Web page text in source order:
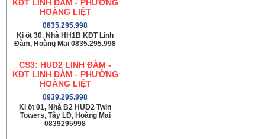
KĐT LINH ĐÀM - PHƯỜNG
HOÀNG LIỆT
0835.295.998
Ki ốt 30, Nhà HH1B KĐT Linh
Đàm, Hoàng Mai 0835.295.998
CS3: HUD2 LINH ĐÀM -
KĐT LINH ĐÀM - PHƯỜNG
HOÀNG LIỆT
0939.295.998
Ki ốt 01, Nhà B2 HUD2 Twin
Towers, Tây LĐ, Hoàng Mai
0839295998